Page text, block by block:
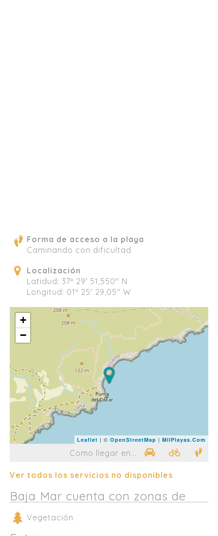
Forma de acceso a la playa
Caminando con dificultad
Localización
Latidud: 37º 29' 51,550'' N
Longitud: 01º 25' 29,05'' W
+
−
Leaflet | © OpenStreetMap | MilPlayas.Com
Como llegar en...
Ver todos los servicios no disponibles
Baja Mar cuenta con zonas de
Vegetación